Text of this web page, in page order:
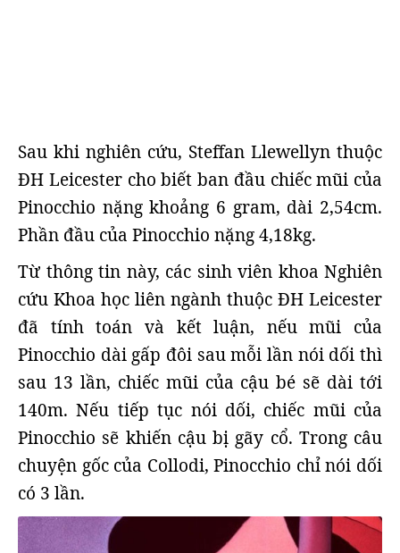
Sau khi nghiên cứu, Steffan Llewellyn thuộc
ĐH Leicester cho biết ban đầu chiếc mũi của
Pinocchio nặng khoảng 6 gram, dài 2,54cm.
Phần đầu của Pinocchio nặng 4,18kg.
Từ thông tin này, các sinh viên khoa Nghiên
cứu Khoa học liên ngành thuộc ĐH Leicester
đã tính toán và kết luận, nếu mũi của
Pinocchio dài gấp đôi sau mỗi lần nói dối thì
sau 13 lần, chiếc mũi của cậu bé sẽ dài tới
140m. Nếu tiếp tục nói dối, chiếc mũi của
Pinocchio sẽ khiến cậu bị gãy cổ. Trong câu
chuyện gốc của Collodi, Pinocchio chỉ nói dối
có 3 lần.